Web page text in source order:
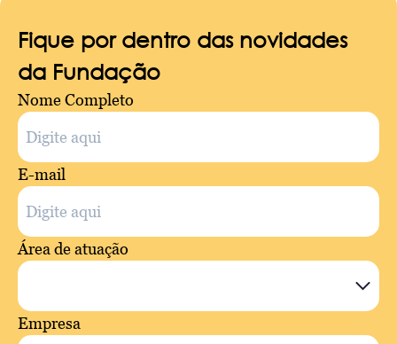
Fique por dentro das novidades
da Fundação
Nome Completo
E-mail
Área de atuação
Empresa